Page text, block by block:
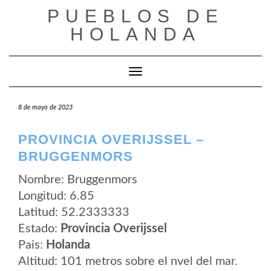
PUEBLOS DE
HOLANDA
Cambiar modo de navegación
8 de mayo de 2023
PROVINCIA OVERIJSSEL –
BRUGGENMORS
Nombre: Bruggenmors
Longitud: 6.85
Latitud: 52.2333333
Estado: Provincia Overijssel
Pais: Holanda
Altitud: 101 metros sobre el nvel del mar.